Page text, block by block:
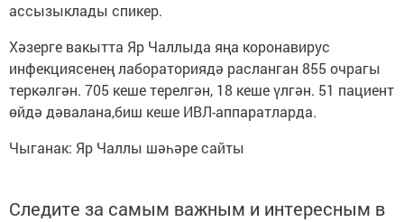
ассызыклады спикер.
Хәзерге вакытта Яр Чаллыда яңа коронавирус
инфекциясенең лабораториядә расланган 855 очрагы
теркәлгән. 705 кеше терелгән, 18 кеше үлгән. 51 пациент
өйдә дәвалана,биш кеше ИВЛ-аппаратларда.
Чыганак: Яр Чаллы шәһәре сайты
Следите за самым важным и интересным в